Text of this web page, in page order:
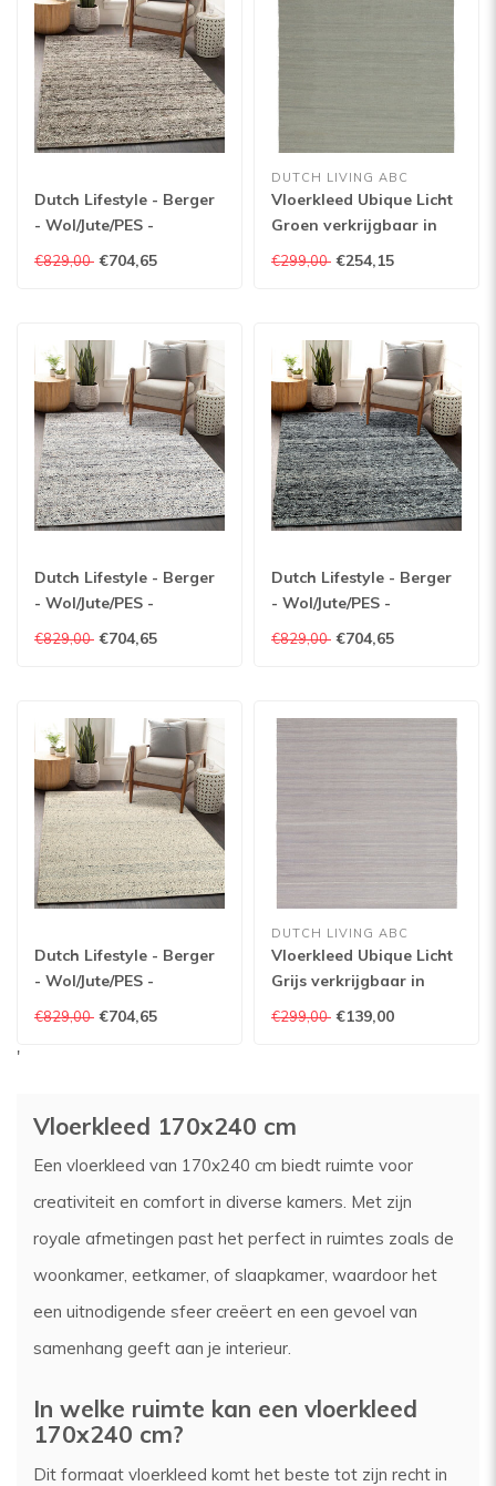
Dutch Lifestyle - Berger
- Wol/Jute/PES -
Vloerkleed - Bruin
€829,00 €704,65
DUTCH LIVING ABC
Vloerkleed Ubique Licht
Groen verkrijgbaar in
verschillende
€299,00 €254,15
Dutch Lifestyle - Berger
- Wol/Jute/PES -
Vloerkleed - Grijs
€829,00 €704,65
Dutch Lifestyle - Berger
- Wol/Jute/PES -
Vloerkleed - Donkergrijs
€829,00 €704,65
Dutch Lifestyle - Berger
- Wol/Jute/PES -
Vloerkleed - Creme
€829,00 €704,65
DUTCH LIVING ABC
Vloerkleed Ubique Licht
Grijs verkrijgbaar in
verschillende
€299,00 €139,00
'
Vloerkleed 170x240 cm
Een vloerkleed van 170x240 cm biedt ruimte voor
creativiteit en comfort in diverse kamers. Met zijn
royale afmetingen past het perfect in ruimtes zoals de
woonkamer, eetkamer, of slaapkamer, waardoor het
een uitnodigende sfeer creëert en een gevoel van
samenhang geeft aan je interieur.
In welke ruimte kan een vloerkleed
170x240 cm?
Dit formaat vloerkleed komt het beste tot zijn recht in